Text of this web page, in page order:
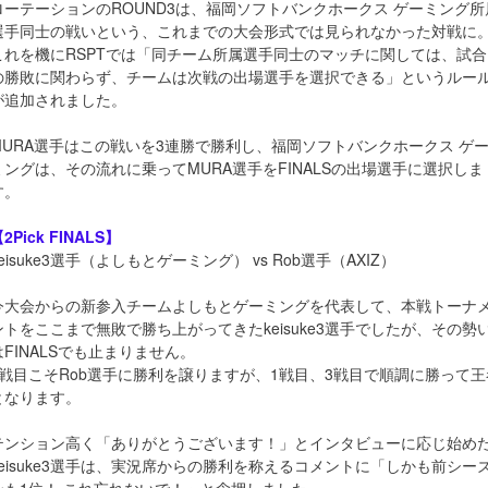
ーテーションのROUND3は、福岡ソフトバンクホークス ゲーミング所
手同士の戦いという、これまでの大会形式では見られなかった対戦に。
れを機にRSPTでは「同チーム所属選手同士のマッチに関しては、試合
勝敗に関わらず、チームは次戦の出場選手を選択できる」というルー
加されました。
選手はこの戦いを3連勝で勝利し、福岡ソフトバンクホークス ゲー
ングは、その流れに乗ってMURA選手をFINALSの出場選手に選択しま
2Pick FINALS】
選手（よしもとゲーミング） vs Rob選手（AXIZ）
大会からの新参入チームよしもとゲーミングを代表して、本戦トーナ
トをここまで無敗で勝ち上がってきたkeisuke3選手でしたが、その勢
でも止まりません。
目こそRob選手に勝利を譲りますが、1戦目、3戦目で順調に勝って
ります。
ンション高く「ありがとうございます！」とインタビューに応じ始め
選手は、実況席からの勝利を称えるコメントに「しかも前シー